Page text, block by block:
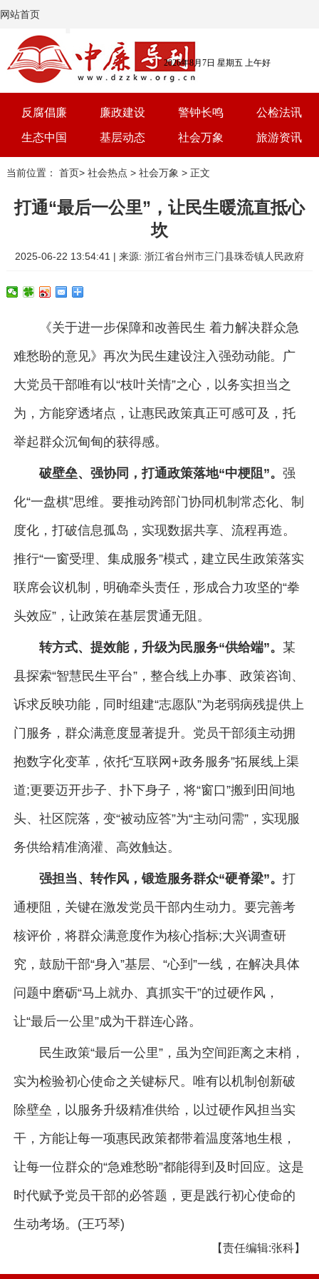
网站首页
2026年8月7日 星期五 上午好
反腐倡廉 廉政建设 警钟长鸣 公检法讯
生态中国 基层动态 社会万象 旅游资讯
党建 文选 三农 艺术
当前位置： 首页> 社会热点 > 社会万象 > 正文
打通“最后一公里”，让民生暖流直抵心
坎
2025-06-22 13:54:41 | 来源: 浙江省台州市三门县珠岙镇人民政府
《关于进一步保障和改善民生 着力解决群众急
难愁盼的意见》再次为民生建设注入强劲动能。广
大党员干部唯有以“枝叶关情”之心，以务实担当之
为，方能穿透堵点，让惠民政策真正可感可及，托
举起群众沉甸甸的获得感。
破壁垒、强协同，打通政策落地“中梗阻”。 强
化“一盘棋”思维。要推动跨部门协同机制常态化、制
度化，打破信息孤岛，实现数据共享、流程再造。
推行“一窗受理、集成服务”模式，建立民生政策落实
联席会议机制，明确牵头责任，形成合力攻坚的“拳
头效应”，让政策在基层贯通无阻。
转方式、提效能，升级为民服务“供给端”。 某
县探索“智慧民生平台”，整合线上办事、政策咨询、
诉求反映功能，同时组建“志愿队”为老弱病残提供上
门服务，群众满意度显著提升。党员干部须主动拥
抱数字化变革，依托“互联网+政务服务”拓展线上渠
道;更要迈开步子、扑下身子，将“窗口”搬到田间地
头、社区院落，变“被动应答”为“主动问需”，实现服
务供给精准滴灌、高效触达。
强担当、转作风，锻造服务群众“硬脊梁”。 打
通梗阻，关键在激发党员干部内生动力。要完善考
核评价，将群众满意度作为核心指标;大兴调查研
究，鼓励干部“身入”基层、“心到”一线，在解决具体
问题中磨砺“马上就办、真抓实干”的过硬作风，
让“最后一公里”成为干群连心路。
民生政策“最后一公里”，虽为空间距离之末梢，
实为检验初心使命之关键标尺。唯有以机制创新破
除壁垒，以服务升级精准供给，以过硬作风担当实
干，方能让每一项惠民政策都带着温度落地生根，
让每一位群众的“急难愁盼”都能得到及时回应。这是
时代赋予党员干部的必答题，更是践行初心使命的
生动考场。(王巧琴)
【责任编辑:张科】